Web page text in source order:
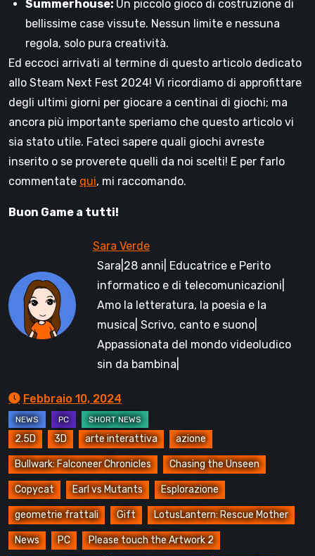
Summerhouse: Un piccolo gioco di costruzione di
bellissime case vissute. Nessun limite e nessuna
regola, solo pura creatività.
Ed eccoci arrivati al termine di questo articolo dedicato
allo Steam Next Fest 2024! Vi ricordiamo di approfittare
degli ultimi giorni per giocare a centinai di giochi; ma
ancora più importante speriamo che questo articolo vi
sia stato utile. Fateci sapere quali giochi avreste
inserito o se proverete quelli da noi scelti! E per farlo
commentate qui, mi raccomando.
Buon Game a tutti!
Sara|28 anni| Educatrice e Perito
informatico e di telecomunicazioni|
Amo la letteratura, la poesia e la
musica| Scrivo, canto e suono|
Appassionata del mondo videoludico
sin da bambina|
Febbraio 10, 2024
2.5D 3D arte interattiva azione
Bullwark: Falconeer Chronicles Chasing the Unseen
Copycat Earl vs Mutants Esplorazione
geometrie frattali Gift LotusLantern: Rescue Mother
News PC Please touch the Artwork 2